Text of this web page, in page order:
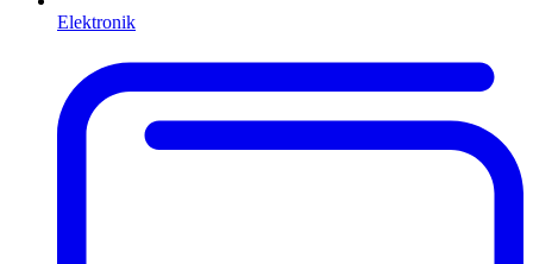
Elektronik